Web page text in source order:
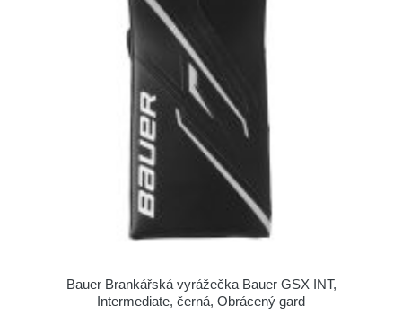
Bauer Brankářská vyrážečka Bauer GSX INT,
Intermediate, černá, Obrácený gard